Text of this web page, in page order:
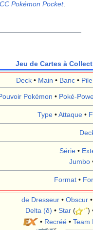
Pokémon Pocket.
Jeu de Cartes à
Deck • Main • Banc •
Pokémon • Poké-
Type •Attaque •
Série•
Jumbo
Format•
de Dresseur• Obscur
Delta (δ) • Star(
)
• Recréé • Team